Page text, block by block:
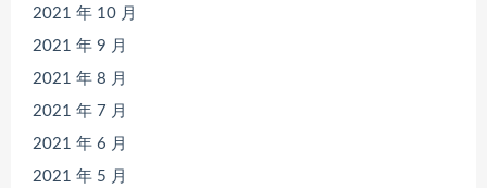
2021 年 10 月
2021 年 9 月
2021 年 8 月
2021 年 7 月
2021 年 6 月
2021 年 5 月